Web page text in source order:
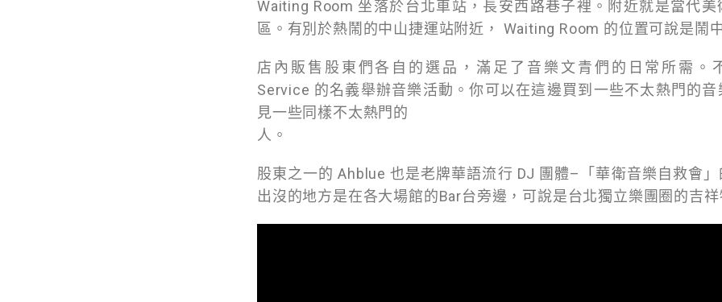
Waiting Room 坐落於台北車站，長安西路巷子裡。附近就是當代美
區。有別於熱鬧的中山捷運站附近， Waiting Room 的位置可說是鬧
店內販售股東們各自的選品，滿足了音樂文青們的日常所需。
Service 的名義舉辦音樂活動。你可以在這邊買到一些不太熱門的音
見一些同樣不太熱門的
人。
股東之一的 Ahblue 也是老牌華語流行 DJ 團體–「華衛音樂自救會
出沒的地方是在各大場館的Bar台旁邊，可說是台北獨立樂團圈的吉祥